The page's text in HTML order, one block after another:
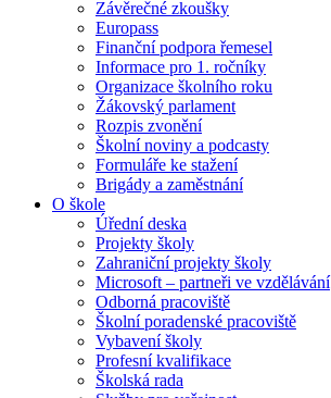
Závěrečné zkoušky
Europass
Finanční podpora řemesel
Informace pro 1. ročníky
Organizace školního roku
Žákovský parlament
Rozpis zvonění
Školní noviny a podcasty
Formuláře ke stažení
Brigády a zaměstnání
O škole
Úřední deska
Projekty školy
Zahraniční projekty školy
Microsoft – partneři ve vzdělávání
Odborná pracoviště
Školní poradenské pracoviště
Vybavení školy
Profesní kvalifikace
Školská rada